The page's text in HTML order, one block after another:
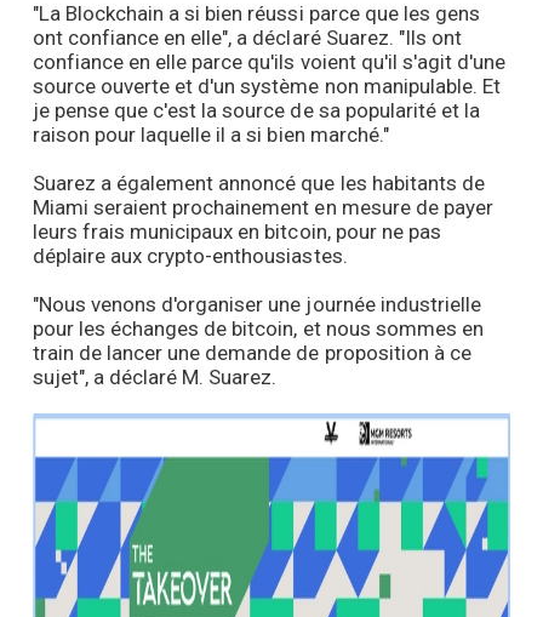
"La Blockchain a si bien réussi parce que les gens
ont confiance en elle", a déclaré Suarez. "Ils ont
confiance en elle parce qu'ils voient qu'il s'agit d'une
source ouverte et d'un système non manipulable. Et
je pense que c'est la source de sa popularité et la
raison pour laquelle il a si bien marché."
Suarez a également annoncé que les habitants de
Miami seraient prochainement en mesure de payer
leurs frais municipaux en bitcoin, pour ne pas
déplaire aux crypto-enthousiastes.
"Nous venons d'organiser une journée industrielle
pour les échanges de bitcoin, et nous sommes en
train de lancer une demande de proposition à ce
sujet", a déclaré M. Suarez.